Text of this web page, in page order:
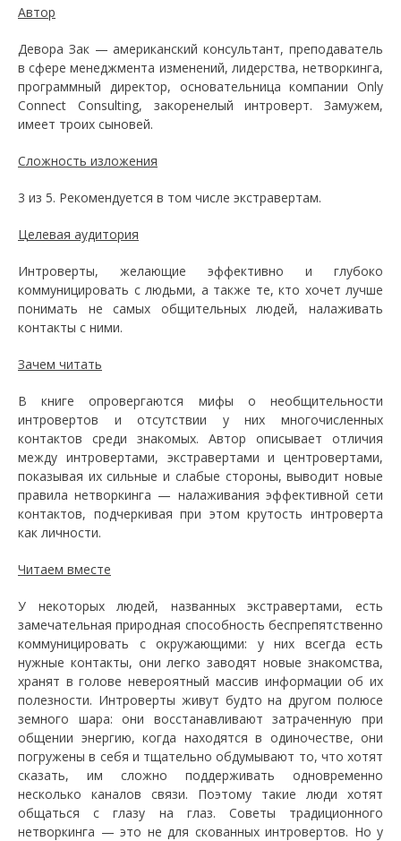
Автор
Девора Зак — американский консультант, преподаватель
в сфере менеджмента изменений, лидерства, нетворкинга,
программный директор, основательница компании Only
Connect Consulting, закоренелый интроверт. Замужем,
имеет троих сыновей.
Сложность изложения
3 из 5. Рекомендуется в том числе экстравертам.
Целевая аудитория
Интроверты, желающие эффективно и глубоко
коммуницировать с людьми, а также те, кто хочет лучше
понимать не самых общительных людей, налаживать
контакты с ними.
Зачем читать
В книге опровергаются мифы о необщительности
интровертов и отсутствии у них многочисленных
контактов среди знакомых. Автор описывает отличия
между интровертами, экстравертами и центровертами,
показывая их сильные и слабые стороны, выводит новые
правила нетворкинга — налаживания эффективной сети
контактов, подчеркивая при этом крутость интроверта
как личности.
Читаем вместе
У некоторых людей, названных экстравертами, есть
замечательная природная способность беспрепятственно
коммуницировать с окружающими: у них всегда есть
нужные контакты, они легко заводят новые знакомства,
хранят в голове невероятный массив информации об их
полезности. Интроверты живут будто на другом полюсе
земного шара: они восстанавливают затраченную при
общении энергию, когда находятся в одиночестве, они
погружены в себя и тщательно обдумывают то, что хотят
сказать, им сложно поддерживать одновременно
несколько каналов связи. Поэтому такие люди хотят
общаться с глазу на глаз. Советы традиционного
нетворкинга — это не для скованных интровертов. Но у